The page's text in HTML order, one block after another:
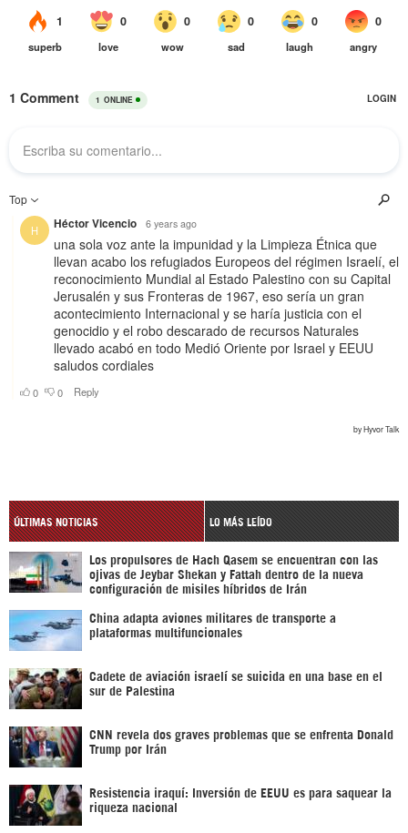
ÚLTIMAS NOTICIAS LO MÁS LEÍDO
Los propulsores de Hach Qasem se encuentran con las
ojivas de Jeybar Shekan y Fattah dentro de la nueva
configuración de misiles híbridos de Irán
China adapta aviones militares de transporte a
plataformas multifuncionales
Cadete de aviación israelí se suicida en una base en el
sur de Palestina
CNN revela dos graves problemas que se enfrenta Donald
Trump por Irán
Resistencia iraquí: Inversión de EEUU es para saquear la
riqueza nacional